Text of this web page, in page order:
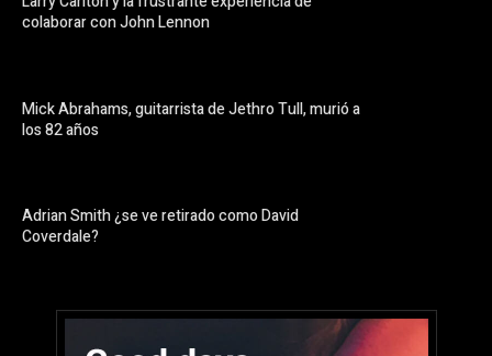
colaborar con John Lennon
Mick Abrahams, guitarrista de Jethro Tull, murió a
los 82 años
Adrian Smith ¿se ve retirado como David
Coverdale?